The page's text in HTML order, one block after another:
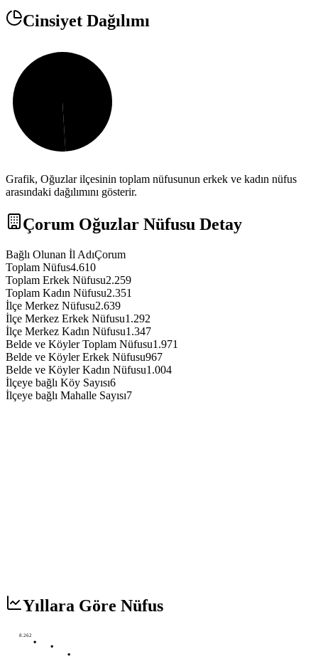
Cinsiyet Dağılımı
Grafik, Oğuzlarilçesinin toplam nüfusunun erkek ve kadın nüfus
arasındaki dağılımını gösterir.
Çorum Oğuzlar Nüfusu Detay
Bağlı Olunan İl AdıÇorum
Toplam Nüfus4.610
Toplam Erkek Nüfusu2.259
Toplam Kadın Nüfusu2.351
İlçe Merkez Nüfusu2.639
İlçe Merkez Erkek Nüfusu1.292
İlçe Merkez Kadın Nüfusu1.347
Belde ve Köyler Toplam Nüfusu1.971
Belde ve Köyler Erkek Nüfusu967
Belde ve Köyler Kadın Nüfusu1.004
İlçeye bağlı Köy Sayısı6
İlçeye bağlı Mahalle Sayısı7
Yıllara Göre Nüfus
8.262